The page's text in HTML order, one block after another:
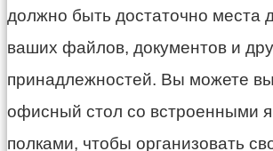
должно быть достаточно места
ваших файлов, документов и
принадлежностей. Вы можете
офисный стол со встроенными
полками, чтобы организовать